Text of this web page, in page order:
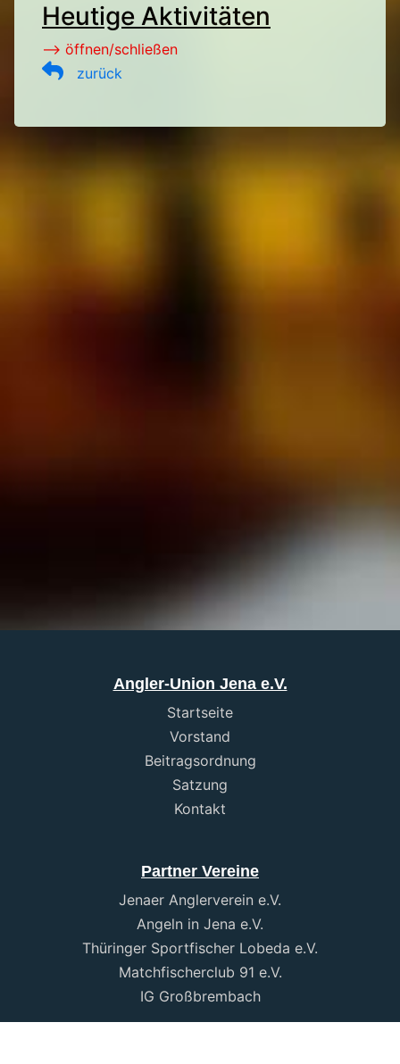
Heutige Aktivitäten
--> öffnen/schließen
zurück
Angler-Union Jena e.V.
Startseite
Vorstand
Beitragsordnung
Satzung
Kontakt
Partner Vereine
Jenaer Anglerverein e.V.
Angeln in Jena e.V.
Thüringer Sportfischer Lobeda e.V.
Matchfischerclub 91 e.V.
IG Großbrembach